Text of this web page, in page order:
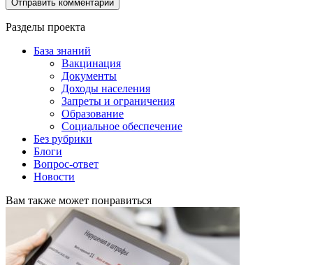
Разделы проекта
База знаний
Вакцинация
Документы
Доходы населения
Запреты и ограничения
Образование
Социальное обеспечение
Без рубрики
Блоги
Вопрос-ответ
Новости
Вам также может понравиться